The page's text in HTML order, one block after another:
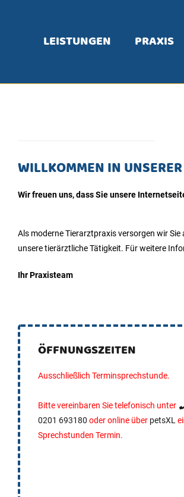
LEISTUNGEN PRAXIS
WILLKOMMEN IN
Wir freuen uns, dass Sie unsere
Als moderne Tierarztpraxis versorgen wir
unsere tierärztliche Tätigkeit. Für weitere
Ihr Praxisteam
ÖFFNUNGSZEITEN
Ausschließlich Terminsprechstunde.
Bitte vereinbaren Sie telefonisch unter
0201 693180 oder online über petsXL
Sprechstunden Termin.